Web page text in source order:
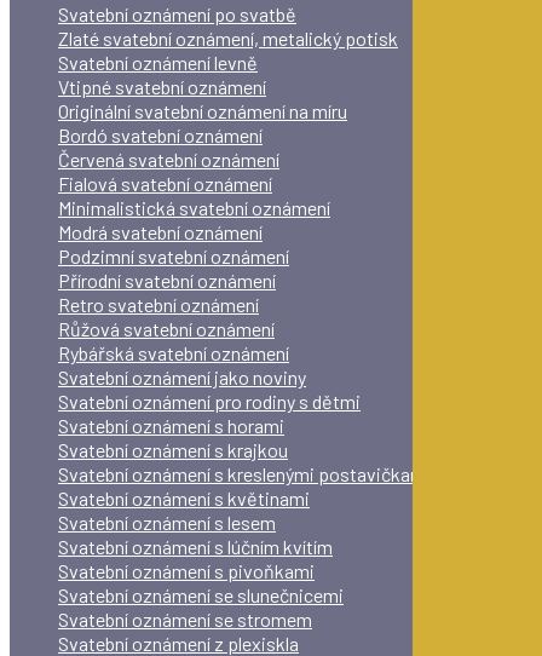
Svatební oznámení po svatbě
Zlaté svatební oznámení, metalický potisk
Svatební oznámení levně
Vtipné svatební oznámení
Originální svatební oznámení na míru
Bordó svatební oznámení
Červená svatební oznámení
Fialová svatební oznámení
Minimalistická svatební oznámení
Modrá svatební oznámení
Podzimní svatební oznámení
Přírodní svatební oznámení
Retro svatební oznámení
Růžová svatební oznámení
Rybářská svatební oznámení
Svatební oznámení jako noviny
Svatební oznámení pro rodiny s dětmi
Svatební oznámení s horami
Svatební oznámení s krajkou
Svatební oznámení s kreslenými postavičkami
Svatební oznámení s květinami
Svatební oznámení s lesem
Svatební oznámení s lúčním kvítím
Svatební oznámení s pivoňkami
Svatební oznámení se slunečnicemi
Svatební oznámení se stromem
Svatební oznámení z plexiskla